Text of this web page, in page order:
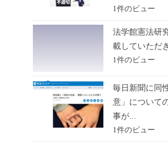
1件のビュー
法学館憲法研
載していただ
1件のビュー
毎日新聞に同
意」について
事が...
1件のビュー